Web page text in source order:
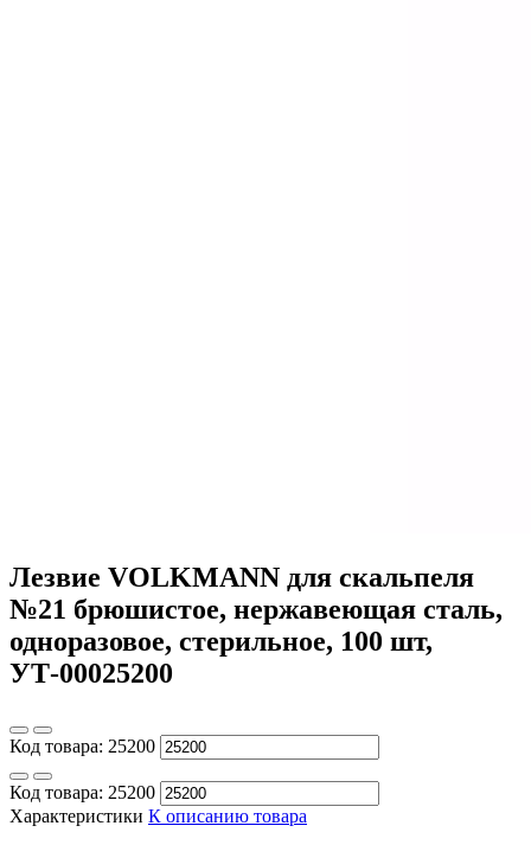
Лезвие VOLKMANN для скальпеля
№21 брюшистое, нержавеющая сталь,
одноразовое, стерильное, 100 шт,
УТ-00025200
Код товара: 25200
Код товара: 25200
Характеристики К описанию товара